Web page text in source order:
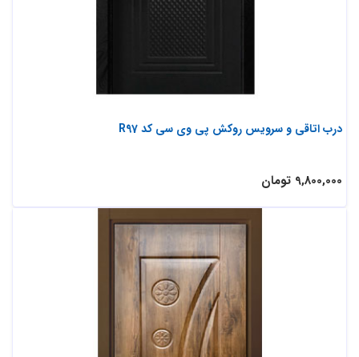
درب اتاقی و سرویس روکش پی وی سی کد R97
9,800,000 تومان